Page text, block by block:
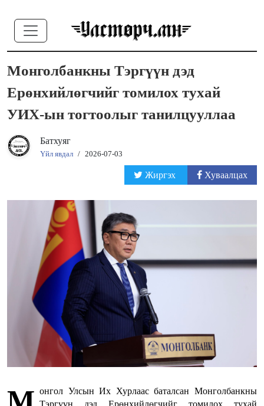
Монголбанкны Тэргүүн дэд
Ерөнхийлөгчийг томилох тухай
УИХ-ын тогтоолыг танилцууллаа
Батхуяг
Үйл явдал / 2026-07-03
Жиргэх Хуваалцах
онгол Улсын Их Хурлаас баталсан Монголбанкны
Тэргүүн дэд Ерөнхийлөгчийг томилох тухай